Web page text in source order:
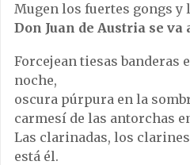
Mugen los fuertes gongs y
Don Juan de Austria se va
Forcejean tiesas banderas
noche,
oscura púrpura en la
carmesí de las antorchas
Las clarinadas, los
está él.